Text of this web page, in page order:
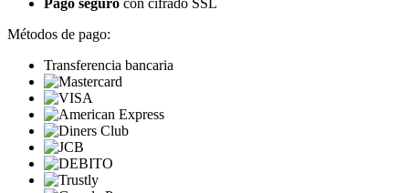
Métodos de pago:
Transferencia bancaria